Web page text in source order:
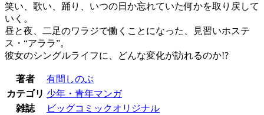
笑い、歌い、踊り、いつの日か忘れていた何かを取り戻して
いく。
昼と夜、二足のワラジで働くことになった、見習いホステ
ス・“アララ”。
彼女のシングルライフに、どんな変化が訪れるのか!?
著者
有間しのぶ
カテゴリ 少年・青年マンガ
雑誌
ビッグコミックオリジナル